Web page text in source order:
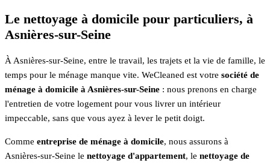
Le nettoyage à domicile pour particuliers, à
Asnières-sur-Seine
À Asnières-sur-Seine, entre le travail, les trajets et la vie de famille, le
temps pour le ménage manque vite. WeCleaned est votre société de
ménage à domicile à Asnières-sur-Seine : nous prenons en charge
l'entretien de votre logement pour vous livrer un intérieur
impeccable, sans que vous ayez à lever le petit doigt.
Comme entreprise de ménage à domicile, nous assurons à
Asnières-sur-Seine le nettoyage d'appartement, le nettoyage de